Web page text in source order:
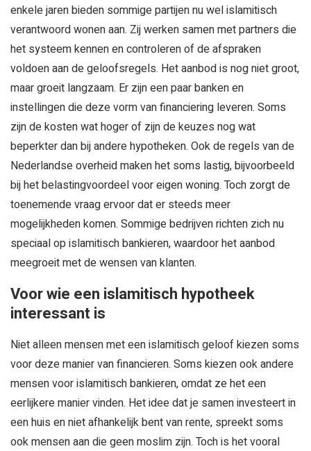
enkele jaren bieden sommige partijen nu wel islamitisch
verantwoord wonen aan. Zij werken samen met partners die
het systeem kennen en controleren of de afspraken
voldoen aan de geloofsregels. Het aanbod is nog niet groot,
maar groeit langzaam. Er zijn een paar banken en
instellingen die deze vorm van financiering leveren. Soms
zijn de kosten wat hoger of zijn de keuzes nog wat
beperkter dan bij andere hypotheken. Ook de regels van de
Nederlandse overheid maken het soms lastig, bijvoorbeeld
bij het belastingvoordeel voor eigen woning. Toch zorgt de
toenemende vraag ervoor dat er steeds meer
mogelijkheden komen. Sommige bedrijven richten zich nu
speciaal op islamitisch bankieren, waardoor het aanbod
meegroeit met de wensen van klanten.
Voor wie een islamitisch hypotheek
interessant is
Niet alleen mensen met een islamitisch geloof kiezen soms
voor deze manier van financieren. Soms kiezen ook andere
mensen voor islamitisch bankieren, omdat ze het een
eerlijkere manier vinden. Het idee dat je samen investeert in
een huis en niet afhankelijk bent van rente, spreekt soms
ook mensen aan die geen moslim zijn. Toch is het vooral